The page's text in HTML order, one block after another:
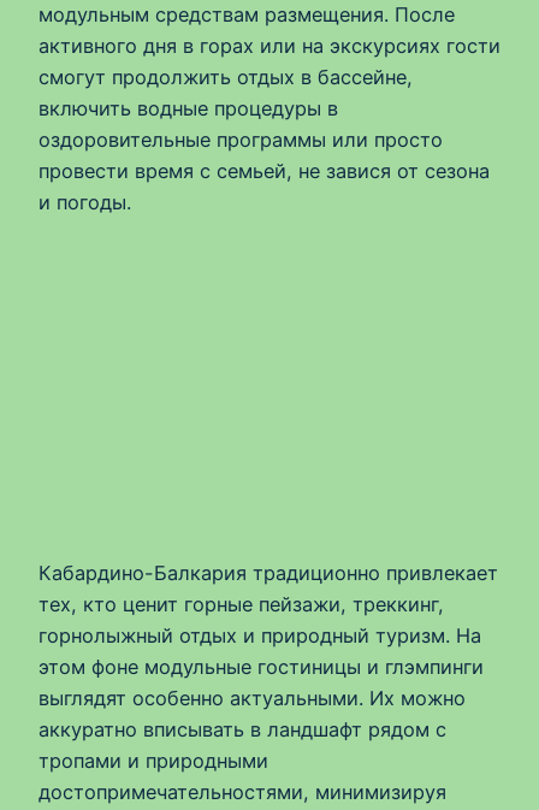
модульным средствам размещения. После
активного дня в горах или на экскурсиях гости
смогут продолжить отдых в бассейне,
включить водные процедуры в
оздоровительные программы или просто
провести время с семьей, не завися от сезона
и погоды.
Кабардино-Балкария традиционно привлекает
тех, кто ценит горные пейзажи, треккинг,
горнолыжный отдых и природный туризм. На
этом фоне модульные гостиницы и глэмпинги
выглядят особенно актуальными. Их можно
аккуратно вписывать в ландшафт рядом с
тропами и природными
достопримечательностями, минимизируя